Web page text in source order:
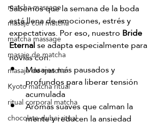
matcha massage
masaje con matcha
matcha massage
masaje de matcha
masaje de matcha
Kyoto matcha ritual
ritual corporal matcha
chocolate dubai ritual
Sabemos que la semana de la boda
está llena de emociones, estrés y
expectativas. Por eso, nuestro Bride
Eternal se adapta especialmente para
novias con:
Masajes más pausados y
profundos para liberar tensión
acumulada
Aromas suaves que calman la
mente y reducen la ansiedad